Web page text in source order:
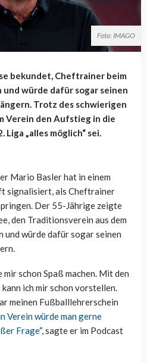
Foto: IMAGO
bekundet, Cheftrainer beim
und würde dafür sogar seinen
Trotz des schwierigen
Verein den Aufstieg in die
Liga „alles möglich“ sei.
Mario Basler hat in einem
signalisiert, als Cheftrainer
Der 55-Jährige zeigte
den Traditionsverein aus dem
und würde dafür sogar seinen
mir schon Spaß machen. Mit den
kann ich mir schon vorstellen.
meinen Fußballlehrerschein
Verein würde man gerne
Frage“, sagte er im Podcast